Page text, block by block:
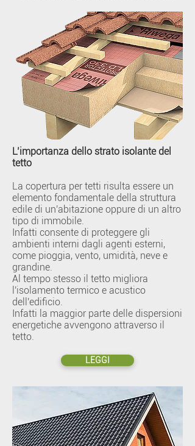
L’importanza dello strato isolante del
tetto
La copertura per tetti risulta essere un
elemento fondamentale della struttura
edile di un'abitazione oppure di un altro
tipo di immobile.
Infatti consente di proteggere gli
ambienti interni dagli agenti esterni,
come pioggia, vento, umidità, neve e
grandine.
Al tempo stesso il tetto migliora
l'isolamento termico e acustico
dell'edificio.
Infatti la maggior parte delle dispersioni
energetiche avvengono attraverso il
tetto.
LEGGI